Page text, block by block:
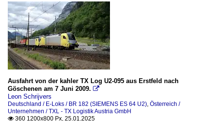
Ausfahrt von der kahler TX Log U2-095 aus Erstfeld nach
Göschenen am 7 Juni 2009. 
Leon Schrijvers
Deutschland / E-Loks / BR 182 (SIEMENS ES 64 U2), Österreich /
Unternehmen / TXL - TX Logistik Austria GmbH
 360 1200x800 Px, 25.01.2025